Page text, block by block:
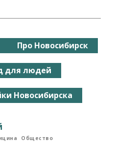
Про Новосибирск
для людей
Новосибирска
Общество